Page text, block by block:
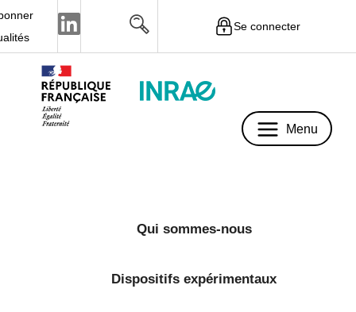
Se connecter
Menu
Qui sommes-nous
Dispositifs expérimentaux